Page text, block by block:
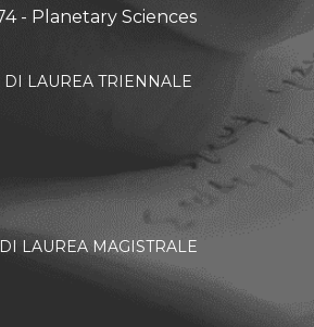
- Planetary Sciences
DI LAUREA TRIENNALE
LAUREA MAGISTRALE